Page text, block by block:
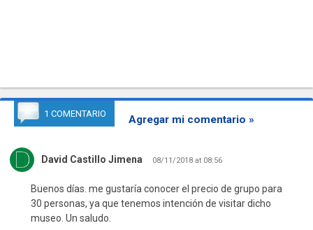
1 COMENTARIO Agregar mi comentario »
David Castillo Jimena 08/11/2018 at 08:56
Buenos días. me gustaría conocer el precio de grupo para
30 personas, ya que tenemos intención de visitar dicho
museo. Un saludo.